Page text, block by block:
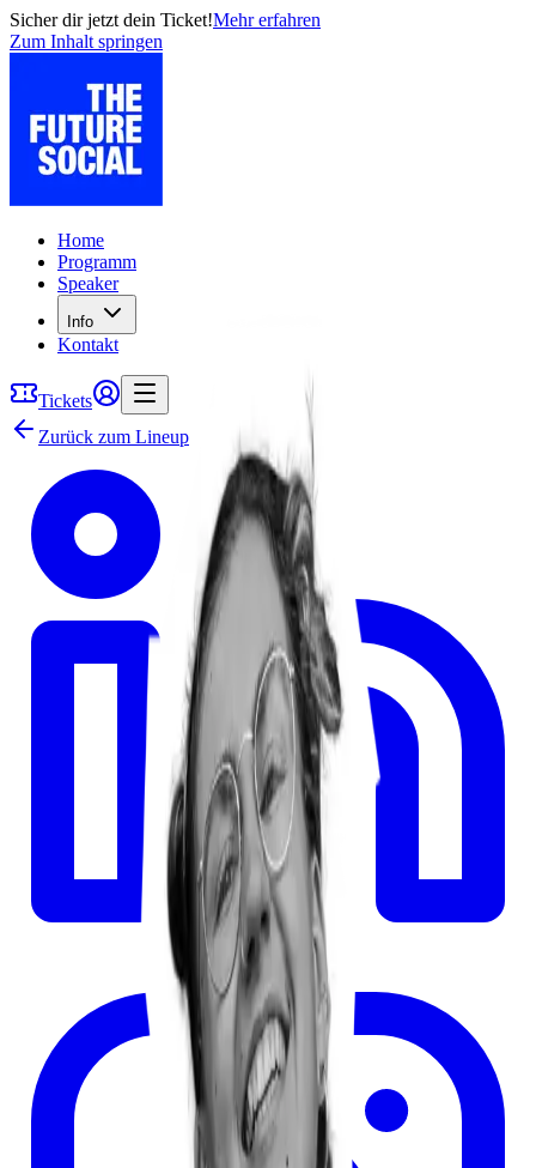
Sicher dir jetzt dein Ticket!Mehr erfahren
Zum Inhalt springen
Home
Programm
Speaker
Info
Kontakt
Tickets
Zurück zum Lineup